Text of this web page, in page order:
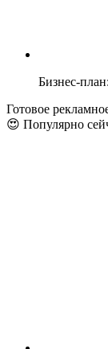
Бизнес-
Готовое
😍 Популярно